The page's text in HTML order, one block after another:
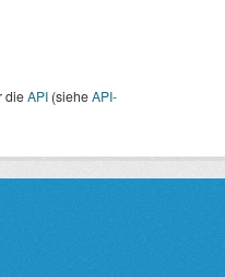
dieAPI (sieheAPI-